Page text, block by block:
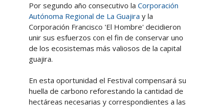
Por segundo año consecutivo la Corporación
Autónoma Regional de La Guajira y la
Corporación Francisco 'El Hombre' decidieron
unir sus esfuerzos con el fin de conservar uno
de los ecosistemas más valiosos de la capital
guajira.
En esta oportunidad el Festival compensará su
huella de carbono reforestando la cantidad de
hectáreas necesarias y correspondientes a las